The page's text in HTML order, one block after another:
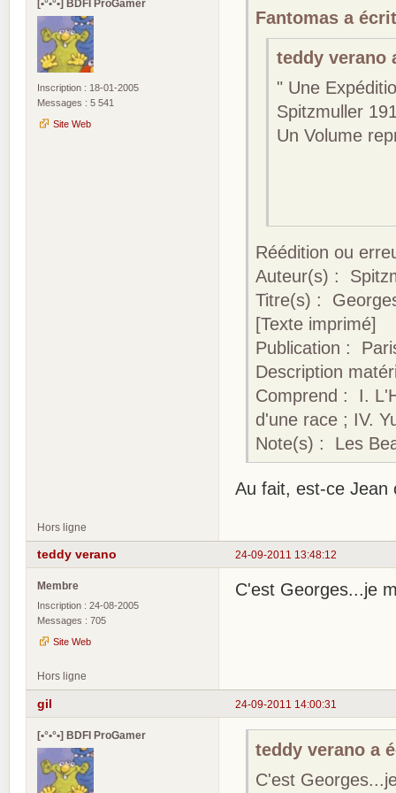
[•°•°•] BDFI ProGamer
Inscription : 18-01-2005
Messages : 5 541
Site Web
Fantomas a
teddy verano
" Une
Spitzmuller
Un Volume
Réédition ou
Auteur(s) :
Titre(s) :
[Texte imprimé]
Publication :
Description
Comprend : I.
d'une race ; IV.
Note(s) : Les
Au fait, est-ce Jean
Hors ligne
24-09-2011 13:48:12
teddy verano
Membre
Inscription : 24-08-2005
Messages : 705
Site Web
C'est Georges...je
Hors ligne
24-09-2011 14:00:31
gil
[•°•°•] BDFI ProGamer
teddy verano a
C'est